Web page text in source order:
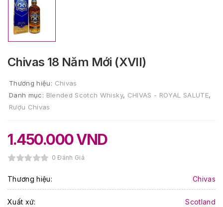
Chivas 18 Năm Mới (XVII)
Thương hiệu: Chivas
Danh mục: Blended Scotch Whisky, CHIVAS - ROYAL SALUTE,
Rượu Chivas
1.450.000VND
0 Đánh Giá
Thương hiệu: Chivas
Xuất xứ: Scotland